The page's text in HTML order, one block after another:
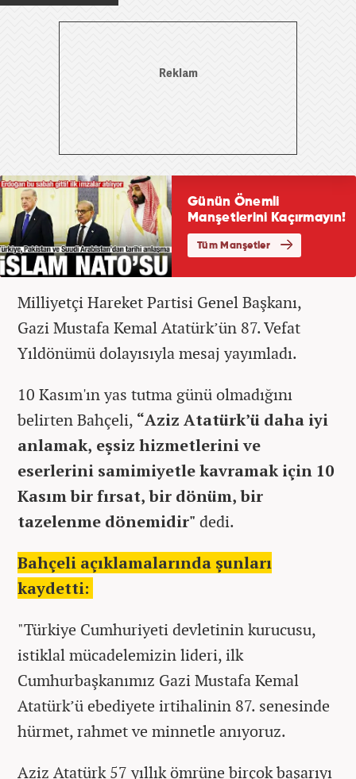
Milliyetçi Hareket Partisi Genel Başkanı,
Gazi Mustafa Kemal Atatürk’ün 87. Vefat
Yıldönümü dolayısıyla mesaj yayımladı.
10 Kasım'ın yas tutma günü olmadığını
belirten Bahçeli, “Aziz Atatürk’ü daha iyi
anlamak, eşsiz hizmetlerini ve
eserlerini samimiyetle kavramak için 10
Kasım bir fırsat, bir dönüm, bir
tazelenme dönemidir" dedi.
Bahçeli açıklamalarında şunları
kaydetti:
"Türkiye Cumhuriyeti devletinin kurucusu,
istiklal mücadelemizin lideri, ilk
Cumhurbaşkanımız Gazi Mustafa Kemal
Atatürk’ü ebediyete irtihalinin 87. senesinde
hürmet, rahmet ve minnetle anıyoruz.
Aziz Atatürk 57 yıllık ömrüne birçok başarıyı